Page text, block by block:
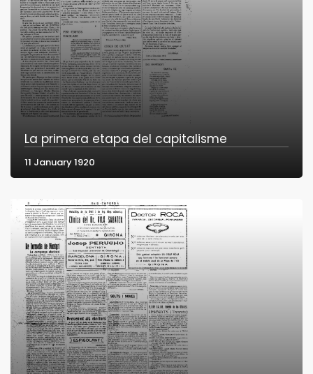
La primera etapa del capitalisme
11 January 1920